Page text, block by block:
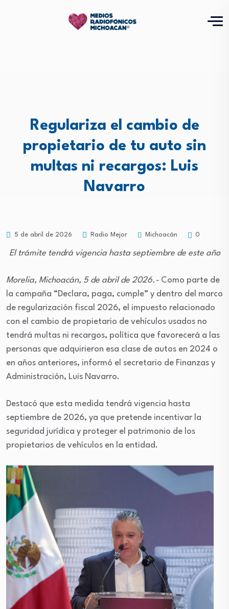
Regulariza el cambio de
propietario de tu auto sin
multas ni recargos: Luis
Navarro
5 de abril de 2026 Radio Mejor Michoacán 0
El trámite tendrá vigencia hasta septiembre de este año
Morelia, Michoacán, 5 de abril de 2026.- Como parte de
la campaña “Declara, paga, cumple” y dentro del marco
de regularización fiscal 2026, el impuesto relacionado
con el cambio de propietario de vehículos usados no
tendrá multas ni recargos, política que favorecerá a las
personas que adquirieron esa clase de autos en 2024 o
en años anteriores, informó el secretario de Finanzas y
Administración, Luis Navarro.
Destacó que esta medida tendrá vigencia hasta
septiembre de 2026, ya que pretende incentivar la
seguridad jurídica y proteger el patrimonio de los
propietarios de vehículos en la entidad.